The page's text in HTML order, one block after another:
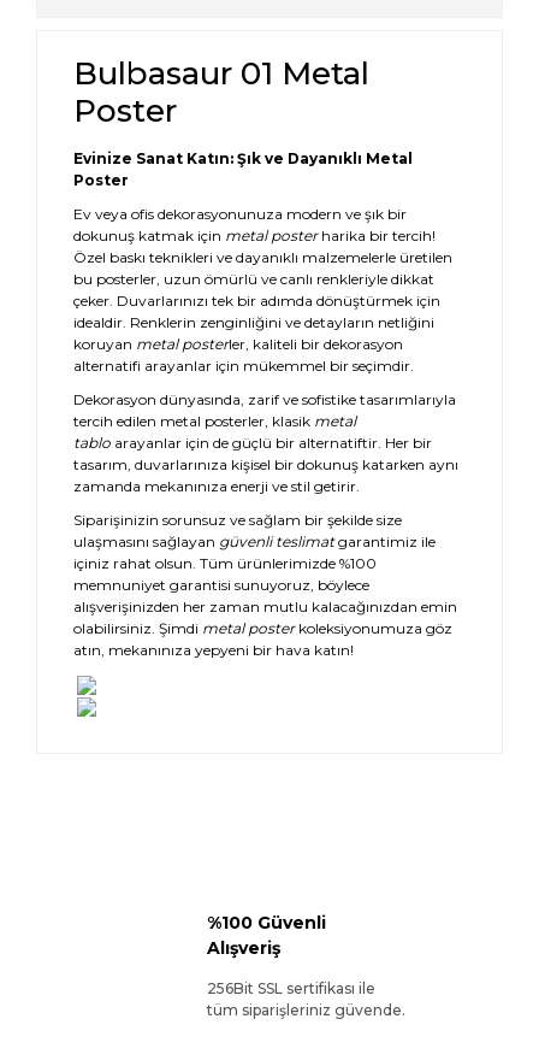
Bulbasaur 01 Metal
Poster
Evinize Sanat Katın: Şık ve Dayanıklı Metal
Poster
Ev veya ofis dekorasyonunuza modern ve şık bir
dokunuş katmak için metal posterharika bir tercih!
Özel baskı teknikleri ve dayanıklı malzemelerle üretilen
bu posterler, uzun ömürlü ve canlı renkleriyle dikkat
çeker. Duvarlarınızı tek bir adımda dönüştürmek için
idealdir. Renklerin zenginliğini ve detayların netliğini
koruyan metal posterler, kaliteli bir dekorasyon
alternatifi arayanlar için mükemmel bir seçimdir.
Dekorasyon dünyasında, zarif ve sofistike tasarımlarıyla
tercih edilen metal posterler, klasik metal
tablo arayanlar için de güçlü bir alternatiftir. Her bir
tasarım, duvarlarınıza kişisel bir dokunuş katarken aynı
zamanda mekanınıza enerji ve stil getirir.
Siparişinizin sorunsuz ve sağlam bir şekilde size
ulaşmasını sağlayan güvenli teslimatgarantimiz ile
içiniz rahat olsun. Tüm ürünlerimizde %100
memnuniyet garantisi sunuyoruz, böylece
alışverişinizden her zaman mutlu kalacağınızdan emin
olabilirsiniz. Şimdi metal posterkoleksiyonumuza göz
atın, mekanınıza yepyeni bir hava katın!
%100 Güvenli
Alışveriş
256Bit SSL sertifikası ile
tüm siparişleriniz güvende.